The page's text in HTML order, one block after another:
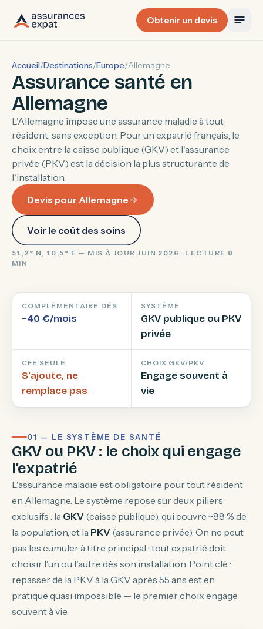
Obtenir un devis
Accueil/Destinations/Europe/Allemagne
Assurance santé en
Allemagne
L'Allemagne impose une assurance maladie à tout
résident, sans exception. Pour un expatrié français, le
choix entre la caisse publique (GKV) et l'assurance
privée (PKV) est la décision la plus structurante de
l'installation.
Devis pour Allemagne
Voir le coût des soins
51,2° N, 10,5° E — MIS À JOUR JUIN 2026 · LECTURE 8
MIN
COMPLÉMENTAIRE DÈS
~40 €/mois
SYSTÈME
GKV publique ou PKV
privée
CFE SEULE
S'ajoute, ne
remplace pas
CHOIX GKV/PKV
Engage souvent à
vie
01 — LE SYSTÈME DE SANTÉ
GKV ou PKV : le choix qui engage
l’expatrié
L'assurance maladie est obligatoire pour tout résident
en Allemagne. Le système repose sur deux piliers
exclusifs : la GKV (caisse publique), qui couvre ~88 % de
la population, et la PKV (assurance privée). On ne peut
pas les cumuler à titre principal : tout expatrié doit
choisir l'un ou l'autre dès son installation. Point clé :
repasser de la PKV à la GKV après 55 ans est en
pratique quasi impossible — le premier choix engage
souvent à vie.